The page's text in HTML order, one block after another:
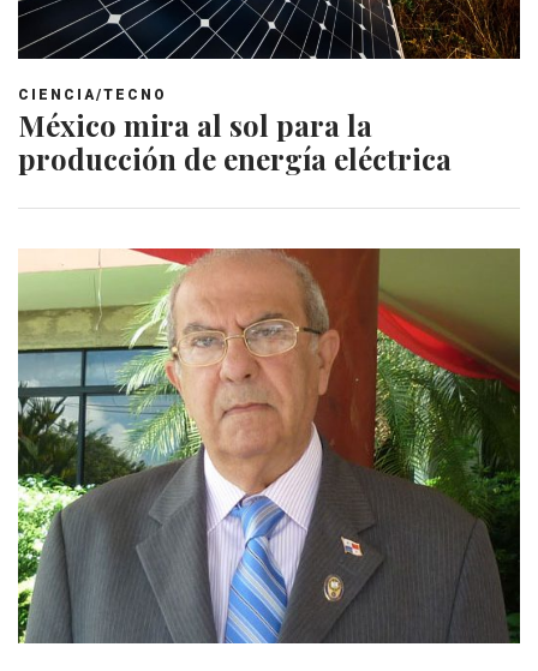
CIENCIA/TECNO
México mira al sol para la
producción de energía eléctrica